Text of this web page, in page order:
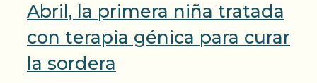
Abril, la primera niña tratada
con terapia génica para curar
la sordera